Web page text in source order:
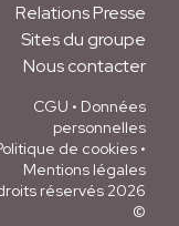
Relations Presse
Sites du groupe
Nous contacter
CGU • Données
personnelles
de cookies •
Mentions légales
réservés 2026
©